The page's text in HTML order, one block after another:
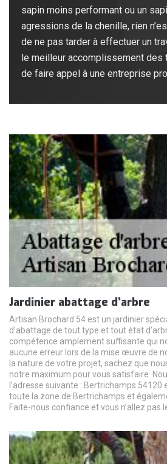
sapin moins performant ou un
agressions de la chenille, rien
de ne pas tarder à effectuer un
le meilleur accomplissement des
de faire appel à une entreprise
Jardinier abattage d’arbre
Artisan Brochard 54 est un jardinier
d’abattage de tout type et tout état
compétence amplement suffisante qui
aucune erreur lors de la mise œuvre de
la nature de votre projet, sachez que
notre maximum pour vous satisfaire.
l’adresse suivante : Bertrichamps
toute la zone de Bertrichamps et
Faite-nous confiance et vous n’allez pas